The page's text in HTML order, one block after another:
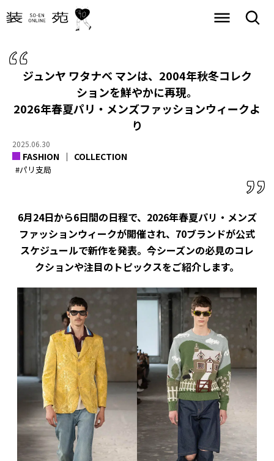
ジュンヤ ワタナベ マンは、2004年秋冬コレク
ションを鮮やかに再現。
2026年春夏パリ・メンズファッションウィークよ
り
2025.06.30
FASHION COLLECTION
#パリ支局
6月24日から6日間の日程で、2026年春夏パリ・メンズ
ファッションウィークが開催され、70ブランドが公式
スケジュールで新作を発表。今シーズンの必見のコレ
クションや注目のトピックスをご紹介します。